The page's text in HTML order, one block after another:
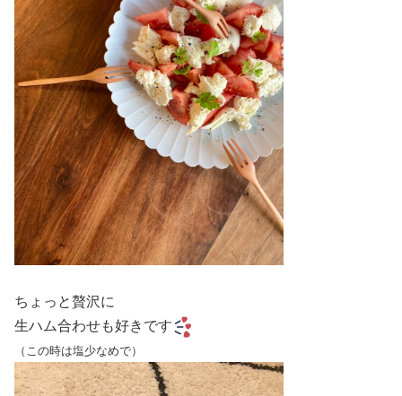
ちょっと贅沢に
生ハム合わせも好きです
（この時は塩少なめで）